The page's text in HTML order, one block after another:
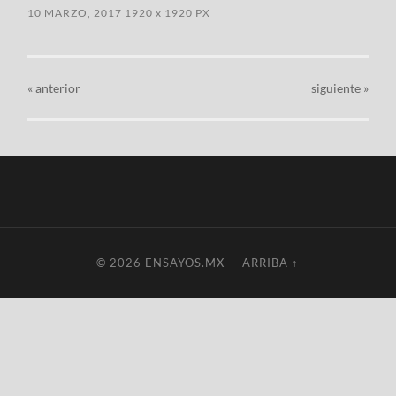
10 MARZO, 2017 1920x 1920 PX
«anterior siguiente »
© 2026 ENSAYOS.MX —ARRIBA ↑